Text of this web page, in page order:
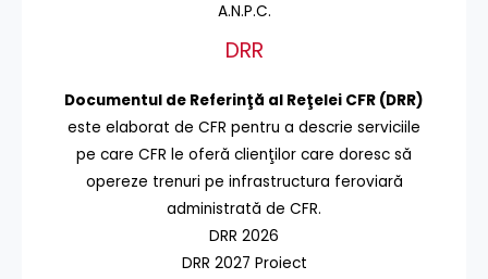
A.N.P.C.
DRR
Documentul de Referinţă al Reţelei CFR (DRR)
este elaborat de CFR pentru a descrie serviciile
pe care CFR le oferă clienţilor care doresc să
opereze trenuri pe infrastructura feroviară
administrată de CFR.
DRR 2026
DRR 2027 Proiect